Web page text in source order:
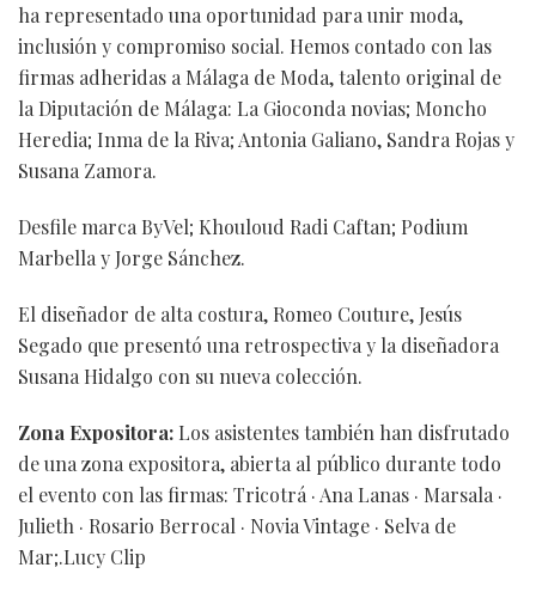
ha representado una oportunidad para unir moda,
inclusión y compromiso social. Hemos contado con las
firmas adheridas a Málaga de Moda, talento original de
la Diputación de Málaga: La Gioconda novias; Moncho
Heredia; Inma de la Riva; Antonia Galiano, Sandra Rojas y
Susana Zamora.
Desfile marca ByVel; Khouloud Radi Caftan; Podium
Marbella y Jorge Sánchez.
El diseñador de alta costura, Romeo Couture, Jesús
Segado que presentó una retrospectiva y la diseñadora
Susana Hidalgo con su nueva colección.
Zona Expositora: Los asistentes también han disfrutado
de una zona expositora, abierta al público durante todo
el evento con las firmas: Tricotrá · Ana Lanas · Marsala ·
Julieth · Rosario Berrocal · Novia Vintage · Selva de
Mar;.Lucy Clip